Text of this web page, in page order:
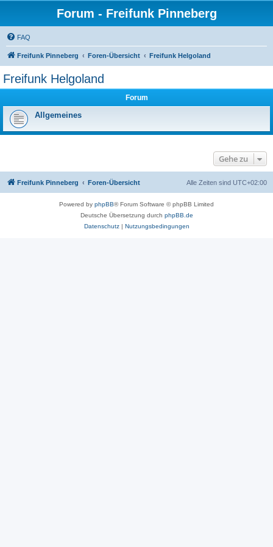
Forum - Freifunk Pinneberg
FAQ
Freifunk Pinneberg Foren-Übersicht Freifunk Helgoland
Freifunk Helgoland
Forum
Allgemeines
Gehe zu
Freifunk Pinneberg Foren-Übersicht Alle Zeiten sind UTC+02:00
Powered by phpBB® Forum Software © phpBB Limited
Deutsche Übersetzung durch phpBB.de
Datenschutz| Nutzungsbedingungen